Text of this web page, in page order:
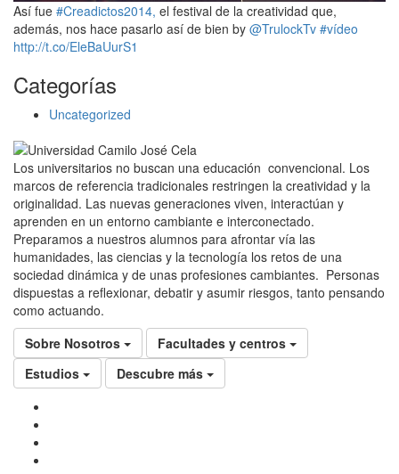
Así fue #Creadictos2014, el festival de la creatividad que,
además, nos hace pasarlo así de bien by @TrulockTv #vídeo
http://t.co/EleBaUurS1
Categorías
Uncategorized
Los universitarios no buscan una educación convencional. Los
marcos de referencia tradicionales restringen la creatividad y la
originalidad. Las nuevas generaciones viven, interactúan y
aprenden en un entorno cambiante e interconectado.
Preparamos a nuestros alumnos para afrontar vía las
humanidades, las ciencias y la tecnología los retos de una
sociedad dinámica y de unas profesiones cambiantes. Personas
dispuestas a reflexionar, debatir y asumir riesgos, tanto pensando
como actuando.
Sobre Nosotros
Facultades y centros
Estudios
Descubre más